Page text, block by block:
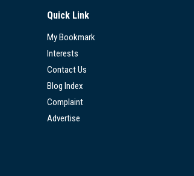
Quick Link
My Bookmark
Interests
Contact Us
Blog Index
Complaint
Advertise